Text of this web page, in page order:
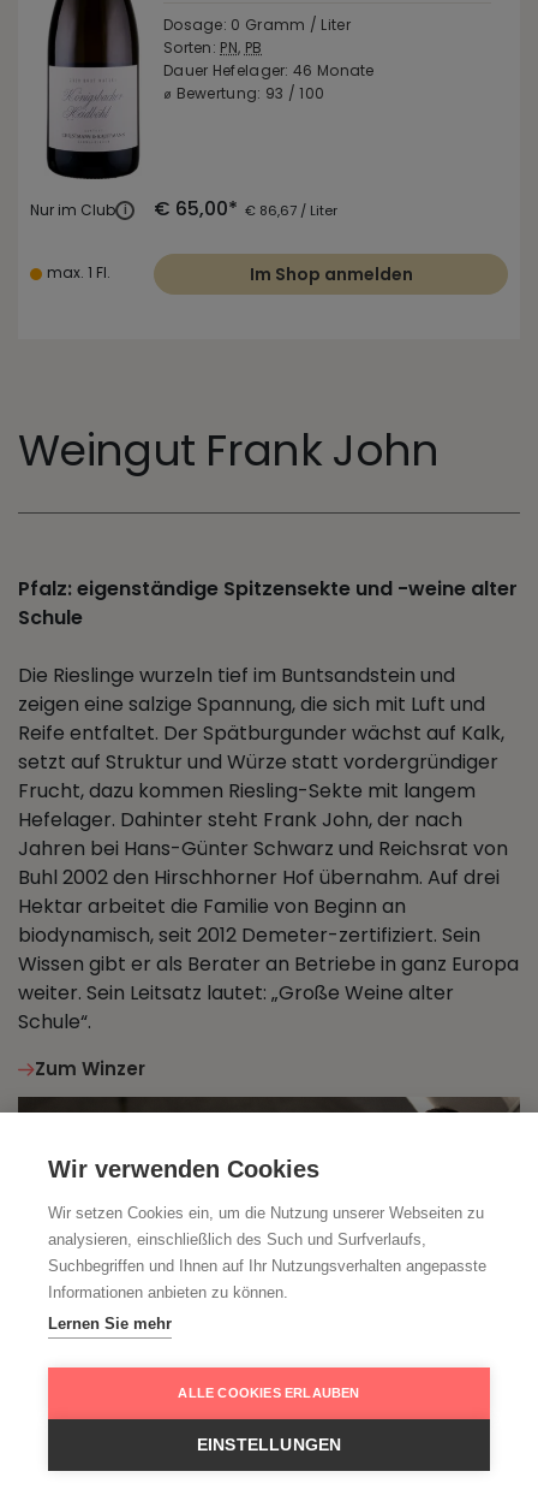
Dosage: 0 Gramm / Liter
Sorten: PN, PB
Dauer Hefelager: 46 Monate
⌀ Bewertung: 93 / 100
Nur im Club i € 65,00* € 86,67 / Liter
max. 1 Fl. Im Shop anmelden
Weingut Frank John
Pfalz: eigenständige Spitzensekte und -weine alter
Schule
Die Rieslinge wurzeln tief im Buntsandstein und
zeigen eine salzige Spannung, die sich mit Luft und
Reife entfaltet. Der Spätburgunder wächst auf Kalk,
setzt auf Struktur und Würze statt vordergründiger
Frucht, dazu kommen Riesling-Sekte mit langem
Hefelager. Dahinter steht Frank John, der nach
Jahren bei Hans-Günter Schwarz und Reichsrat von
Buhl 2002 den Hirschhorner Hof übernahm. Auf drei
Hektar arbeitet die Familie von Beginn an
biodynamisch, seit 2012 Demeter-zertifiziert. Sein
Wissen gibt er als Berater an Betriebe in ganz Europa
weiter. Sein Leitsatz lautet: „Große Weine alter
Schule“.
Zum Winzer
John, Frank
Wir verwenden Cookies
Wir setzen Cookies ein, um die Nutzung unserer Webseiten zu
analysieren, einschließlich des Such und Surfverlaufs,
Suchbegriffen und Ihnen auf Ihr Nutzungsverhalten angepasste
Informationen anbieten zu können.
Lernen Sie mehr
ALLE COOKIES ERLAUBEN
EINSTELLUNGEN